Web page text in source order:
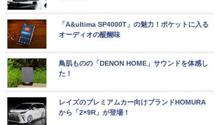
「A&ultima SP4000T」の魅力！ポケットに入る
オーディオの醍醐味
鳥肌ものの「DENON HOME」サウンドを体感し
た！
レイズのプレミアムカー向けブランドHOMURA
から「2×9R」が登場！